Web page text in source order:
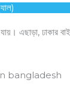
এছাড়া, ঢাকার